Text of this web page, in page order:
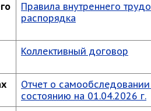
Правила внутреннего
распорядка
Коллективный договор
Отчет о
состоянию на 01.04.2026 г.